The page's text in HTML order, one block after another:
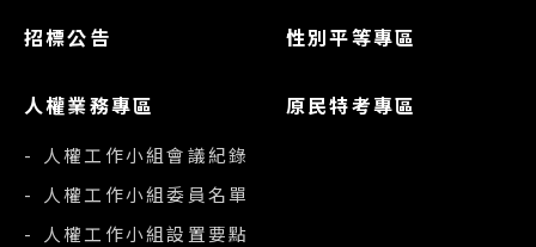
招標公告 性別平等專區
人權業務專區
- 人權工作小組會議紀錄
- 人權工作小組委員名單
- 人權工作小組設置要點
原民特考專區